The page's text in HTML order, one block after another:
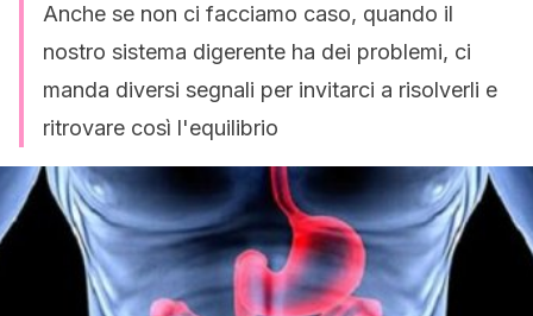
Anche se non ci facciamo caso, quando il
nostro sistema digerente ha dei problemi, ci
manda diversi segnali per invitarci a risolverli e
ritrovare così l'equilibrio